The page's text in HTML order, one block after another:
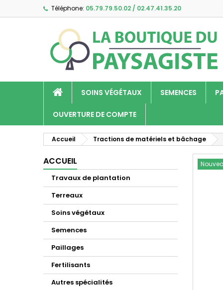
Téléphone: 05.79.79.50.02 / 02.47.41.35.20
SOINS VÉGÉTAUX SEMENCES
OUVERTURE DE COMPTE
Accueil Tractions de matériels et bâchage
ACCUEIL
Travaux de plantation
Terreaux
Soins végétaux
Semences
Paillages
Fertilisants
Autres spécialités
add_circle_outline